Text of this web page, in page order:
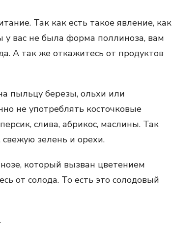
Так как есть такое явление, как
у вас не была форма поллиноза, вам
А так же откажитесь от продуктов
пыльцу березы, ольхи или
не употреблять косточковые
слива, абрикос, маслины. Так
зелень и орехи.
который вызван цветением
от солода. То есть это солодовый